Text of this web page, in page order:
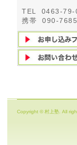
TEL 0463-79-
携帯 090-
Copyright © 村上塾. All